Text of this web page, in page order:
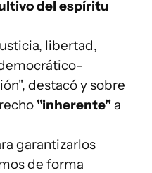
del espíritu
libertad,
destacó y sobre
"inherente" a
garantizarlos
de forma